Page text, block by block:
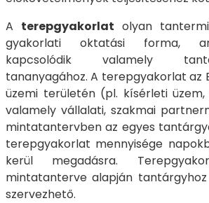
A terepgyakorlat olyan
gyakorlati oktatási forma,
kapcsolódik valamely
tananyagához. A terepgyakorlat az
üzemi területén (pl. kísérleti
valamely vállalati, szakmai
mintatantervben az egyes
terepgyakorlat mennyisége
kerül megadásra.
mintatanterve alapján
szervezhető.